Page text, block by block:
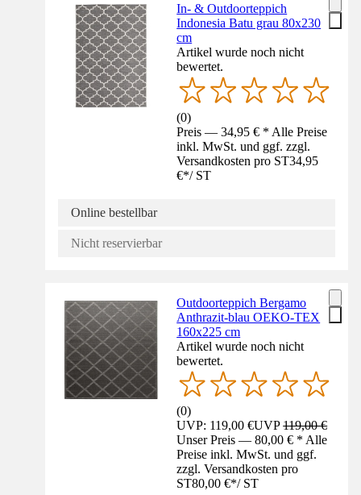
In- & Outdoorteppich
Indonesia Batu grau 80x230
cm
Artikel wurde noch nicht
bewertet.
(0)
Preis — 34,95 € * Alle Preise
inkl. MwSt. und ggf. zzgl.
Versandkosten pro ST34,95
€*/ ST
Online bestellbar
Nicht reservierbar
Outdoorteppich Bergamo
Anthrazit-blau OEKO-TEX
160x225 cm
Artikel wurde noch nicht
bewertet.
(0)
UVP: 119,00 €UVP119,00 €
Unser Preis — 80,00 € * Alle
Preise inkl. MwSt. und ggf.
zzgl. Versandkosten pro
ST80,00 €*/ ST